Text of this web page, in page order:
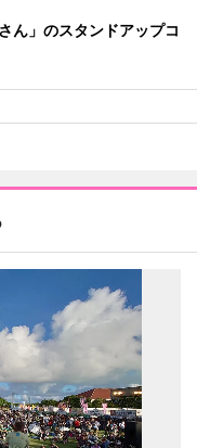
ん」のスタンドアップコ